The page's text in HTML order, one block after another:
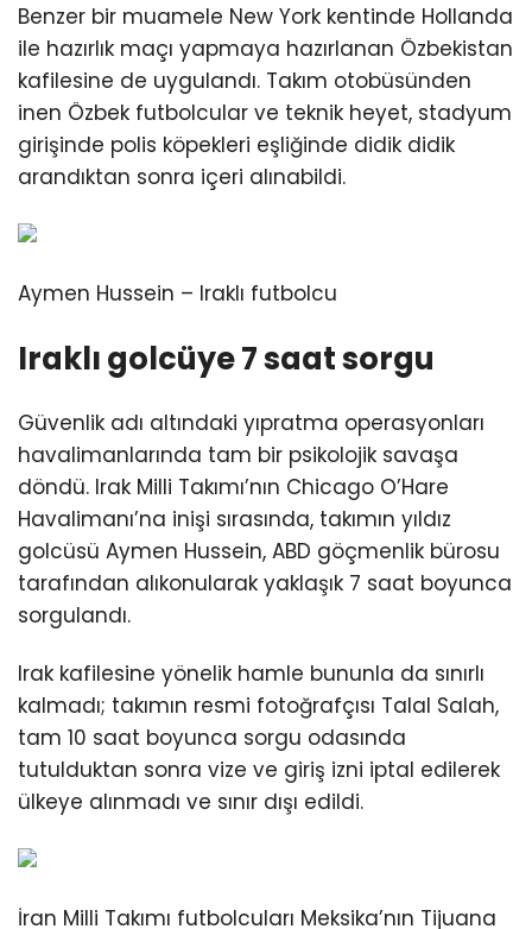
Benzer bir muamele New York kentinde Hollanda
ile hazırlık maçı yapmaya hazırlanan Özbekistan
kafilesine de uygulandı. Takım otobüsünden
inen Özbek futbolcular ve teknik heyet, stadyum
girişinde polis köpekleri eşliğinde didik didik
arandıktan sonra içeri alınabildi.
Aymen Hussein – Iraklı futbolcu
Iraklı golcüye 7 saat sorgu
Güvenlik adı altındaki yıpratma operasyonları
havalimanlarında tam bir psikolojik savaşa
döndü. Irak Milli Takımı’nın Chicago O’Hare
Havalimanı’na inişi sırasında, takımın yıldız
golcüsü Aymen Hussein, ABD göçmenlik bürosu
tarafından alıkonularak yaklaşık 7 saat boyunca
sorgulandı.
Irak kafilesine yönelik hamle bununla da sınırlı
kalmadı; takımın resmi fotoğrafçısı Talal Salah,
tam 10 saat boyunca sorgu odasında
tutulduktan sonra vize ve giriş izni iptal edilerek
ülkeye alınmadı ve sınır dışı edildi.
İran Milli Takımı futbolcuları Meksika’nın Tijuana